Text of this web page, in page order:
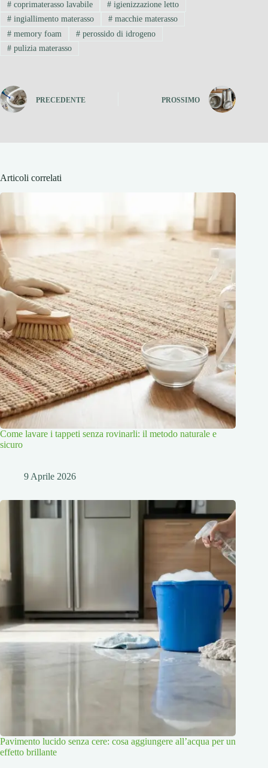
#coprimaterasso lavabile #igienizzazione letto
#ingiallimento materasso #macchie materasso
#memory foam #perossido di idrogeno
#pulizia materasso
PRECEDENTE PROSSIMO
Articoli correlati
Come lavare i tappeti senza rovinarli: il metodo naturale e
sicuro
9 Aprile 2026
Pavimento lucido senza cere: cosa aggiungere all’acqua per un
effetto brillante